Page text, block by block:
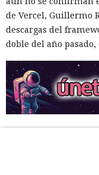
de Vercel, Guillermo
descargas del
doble del año